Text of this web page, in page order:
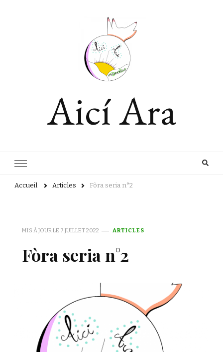
Aicí Ara
Accueil Articles Fòra seria n°2
MIS À JOUR LE 7 JUILLET 2022 ARTICLES
Fòra seria n°2